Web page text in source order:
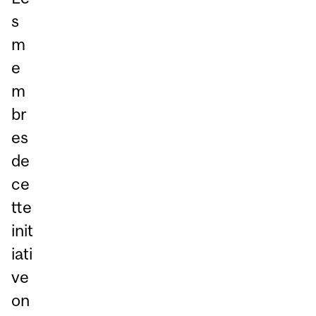
s
m
e
m
br
es
de
ce
tte
init
iati
ve
on